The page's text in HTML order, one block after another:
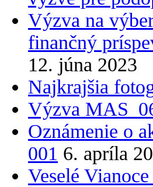
Výzva na
finančný
12. júna 2023
Najkrajšia
Výzva
Oznámenie o
001 6. apríla
Veselé